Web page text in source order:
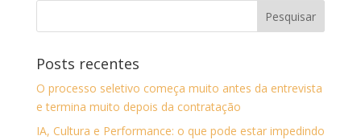
Posts recentes
O processo seletivo começa muito antes da entrevista
e termina muito depois da contratação
IA, Cultura e Performance: o que pode estar impedindo